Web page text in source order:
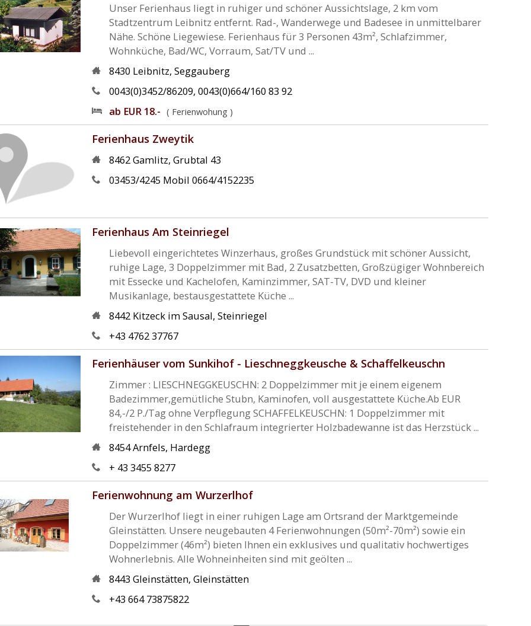
Unser Ferienhaus liegt in ruhiger und schöner Aussichtslage, 2 km vom
Stadtzentrum Leibnitz entfernt. Rad-, Wanderwege und Badesee in unmittelbarer
Nähe. Schöne Liegewiese. Ferienhaus für 3 Personen 43m², Schlafzimmer,
Wohnküche, Bad/WC, Vorraum, Sat/TV und ...
8430 Leibnitz,Seggauberg
0043(0)3452/86209, 0043(0)664/160 83 92
ab EUR 18.- ( Ferienwohung )
Ferienhaus Zweytik
8462Gamlitz,Grubtal 43
03453/4245 Mobil 0664/4152235
Ferienhaus Am Steinriegel
Liebevoll eingerichtetes Winzerhaus, großes Grundstück mit schöner Aussicht,
ruhige Lage, 3 Doppelzimmer mit Bad, 2 Zusatzbetten, Großzügiger Wohnbereich
mit Essecke und Kachelofen, Kaminzimmer, SAT-TV, DVD und kleiner
Musikanlage, bestausgestattete Küche ...
8442 Kitzeck im Sausal,Steinriegel
+43 4762 37767
Ferienhäuser vom Sunkihof - Lieschneggkeusche & Schaffelkeuschn
Zimmer : LIESCHNEGGKEUSCHN: 2 Doppelzimmer mit je einem eigenem
Badezimmer,gemütliche Stubn, Kaminofen, voll ausgestattete Küche.Ab EUR
84,-/2 P./Tag ohne Verpflegung SCHAFFELKEUSCHN: 1 Doppelzimmer mit
freistehender in den Schlafraum integrierter Holzbadewanne ist das Herzstück ...
8454Arnfels, Hardegg
+ 43 3455 8277
Ferienwohnung am Wurzerlhof
Der Wurzerlhof liegt in einer ruhigen Lage am Ortsrand der Marktgemeinde
Gleinstätten. Unsere neugebauten 4 Ferienwohnungen (50m²-70m²) sowie ein
Doppelzimmer (46m²) bieten Ihnen ein exklusives und qualitativ hochwertiges
Wohnerlebnis. Alle Wohneinheiten sind mit geölten ...
8443 Gleinstätten,Gleinstätten
+43 664 73875822